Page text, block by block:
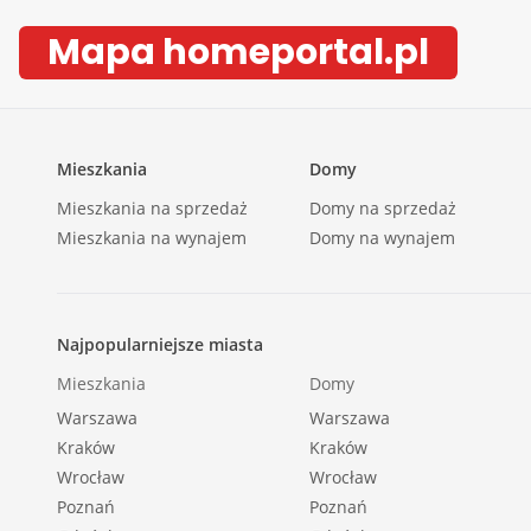
::DODATKOWE INFORMACJE |
Kategoria oferty: Mieszkania dla rodzin z dziećmi |
Dozór budynku: monitoring |
Plac zabaw: TAK |
Widok: na osiedle |
Dojazd: asfalt |
Otoczenie: działki zabudowane |
Ogrzewanie: C.O. miejskie |
Linie telefoniczne: TAK |
Internet: TAK |
Komunikacja publ.: autobus miejski |
Mapa homeportal.pl
Mieszkania
Mieszkania na sprzedaż
Mieszkania na wynajem
Domy
Domy na sprzedaż
Domy na wynajem
Najpopularniejsze miasta
Mieszkania
Warszawa
Kraków
Wrocław
Poznań
Domy
Warszawa
Kraków
Wrocław
Poznań